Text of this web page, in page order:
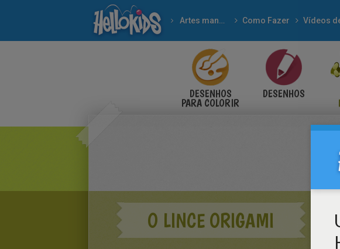
Artes manuais Como Fazer Vídeos
DESENHOS
PARA COLORIR
DESENHOS
O LINCE ORIGAMI